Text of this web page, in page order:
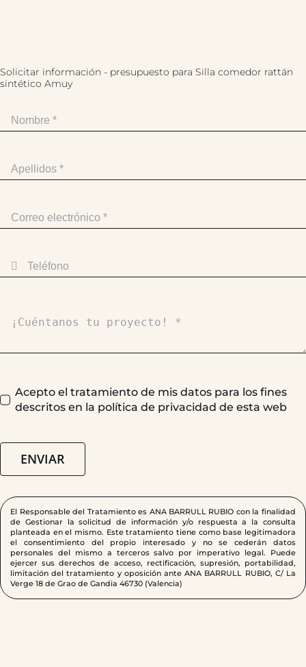
Solicitar información - presupuesto para Silla comedor rattán
sintético Amuy
Acepto el tratamiento de mis datos para los fines
descritos en la política de privacidad de esta web
ENVIAR
El Responsable del Tratamiento es ANA BARRULL RUBIO con la finalidad
de Gestionar la solicitud de información y/o respuesta a la consulta
planteada en el mismo. Este tratamiento tiene como base legitimadora
el consentimiento del propio interesado y no se cederán datos
personales del mismo a terceros salvo por imperativo legal. Puede
ejercer sus derechos de acceso, rectificación, supresión, portabilidad,
limitación del tratamiento y oposición ante ANA BARRULL RUBIO, C/ La
Verge 18 de Grao de Gandia 46730 (Valencia)